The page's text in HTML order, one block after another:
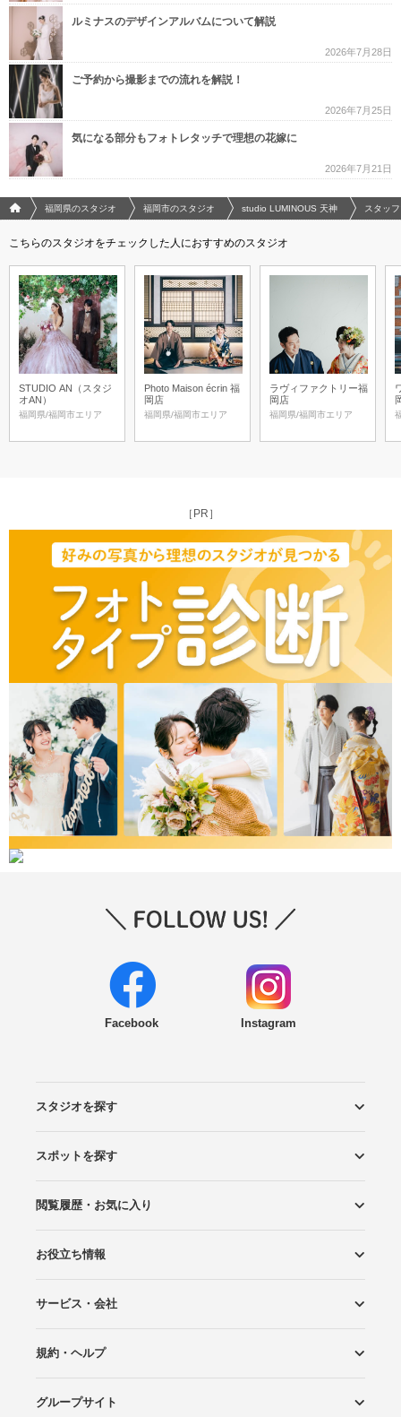
ルミナスのデザインアルバムについて解説
2026年7月28日
ご予約から撮影までの流れを解説！
2026年7月25日
気になる部分もフォトレタッチで理想の花嫁に
2026年7月21日
フォトウエディング/結婚写真のPhotorait ホーム
福岡県のスタジオ 福岡市のスタジオ studio LUMINOUS 天神 スタッ
こちらのスタジオをチェックした人におすすめのスタジオ
STUDIO AN（スタジ
オAN）
福岡県/福岡市エリア
Photo Maison écrin 福
岡店
福岡県/福岡市エリア
ラヴィファクトリー福
岡店
福岡県/福岡市エリア
［PR］
Facebook Instagram
スタジオを探す
エリアから探す
こだわりから探す
NEW PHOTO STYLE
プランから探す
フォトタイプ診断
フォトグラファーから探す
国内リゾートから探す
スポットを探す
ロケーションから探す
スタジオから探す
閲覧履歴・お気に入り
閲覧スタジオ
お気に入り
お役立ち情報
Wedding Photo マガジン
はじめてガイド
サービス・会社
Photoraitとは
スタジオの掲載について
お問い合わせ
運営会社
サイトマップ
規約・ヘルプ
プライバシーポリシー
利用規約
ヘルプ
グループサイト